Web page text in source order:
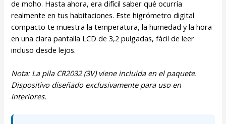
de moho. Hasta ahora, era difícil saber qué ocurría
realmente en tus habitaciones. Este higrómetro digital
compacto te muestra la temperatura, la humedad y la hora
en una clara pantalla LCD de 3,2 pulgadas, fácil de leer
incluso desde lejos.
Nota: La pila CR2032 (3V) viene incluida en el paquete.
Dispositivo diseñado exclusivamente para uso en
interiores.